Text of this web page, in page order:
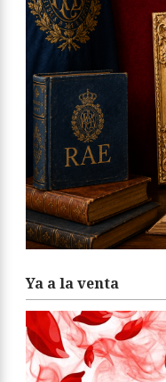
Ya a la venta